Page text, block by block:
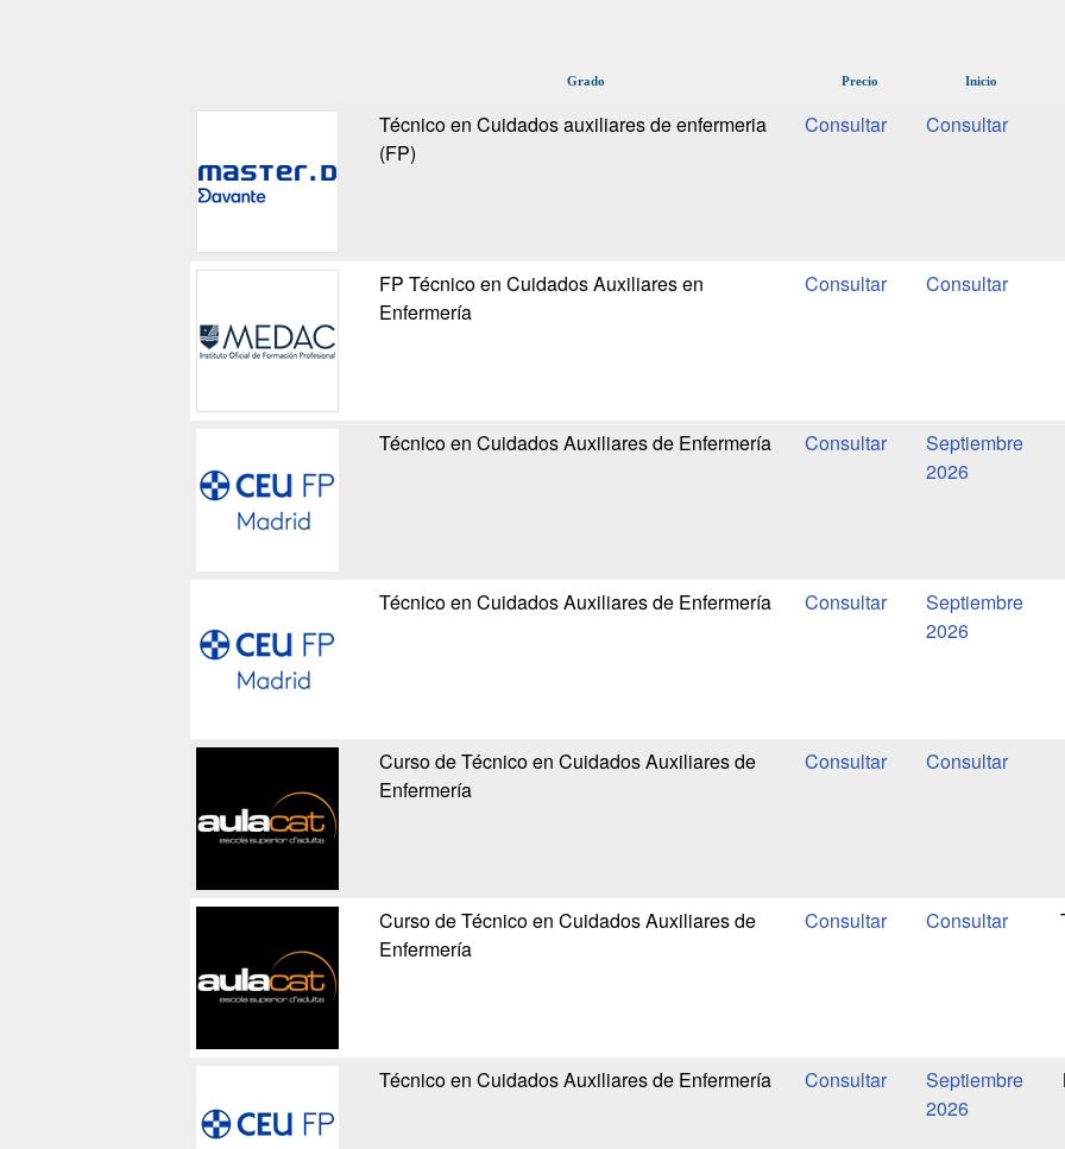
Grado Precio Inicio
Técnico en Cuidados auxiliares de enfermeria
(FP)
FP Técnico en Cuidados Auxiliares en
Enfermería
Técnico en Cuidados Auxiliares de Enfermería
Septiembre
2026
Técnico en Cuidados Auxiliares de Enfermería
Septiembre
2026
Curso de Técnico en Cuidados Auxiliares de
Enfermería
Curso de Técnico en Cuidados Auxiliares de
Enfermería
Técnico en Cuidados Auxiliares de Enfermería
Septiembre
2026